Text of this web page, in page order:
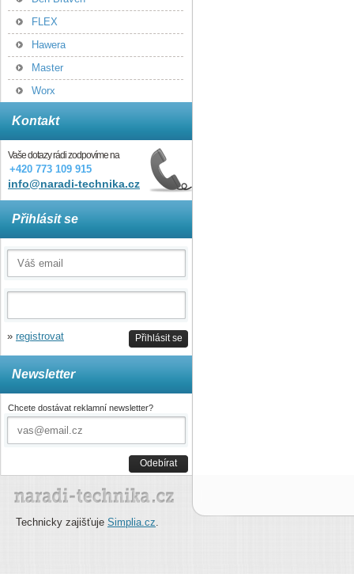
FLEX
Hawera
Master
Worx
Kontakt
Vaše dotazy rádi zodpovíme na
+420 773 109 915
info@naradi-technika.cz
Přihlásit se
Přihlásit se
» registrovat
Newsletter
Chcete dostávat reklamní newsletter?
Odebírat
Technicky zajišťuje Simplia.cz.